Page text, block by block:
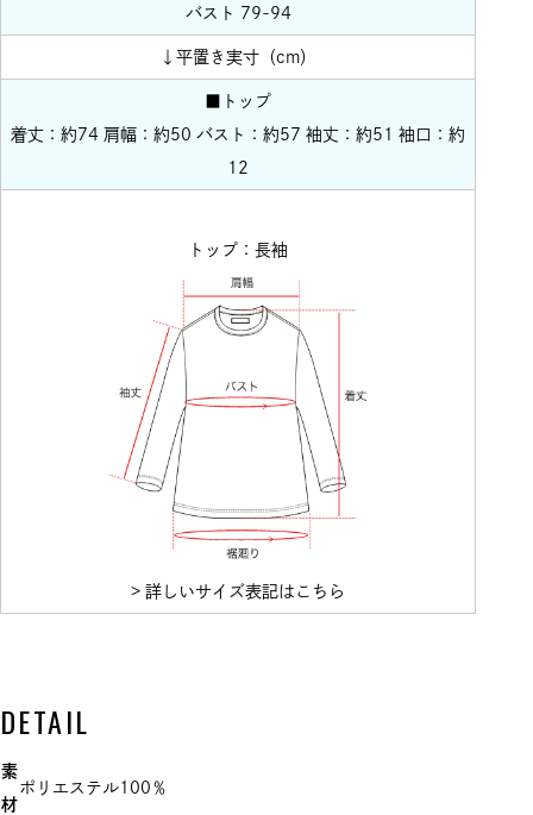
バスト 79-94
↓平置き実寸（cm）
■トップ
着丈：約74 肩幅：約50 バスト：約57 袖丈：約51 袖口：約
12
トップ：長袖
> 詳しいサイズ表記はこちら
DETAIL
素
材
ポリエステル100％